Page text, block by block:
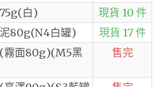
白)
現貨 10 件
80g(N4白罐)
現貨 17 件
霧面80g)(M5黑
售完